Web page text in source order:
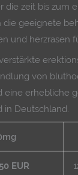
die zeit bis zum
die geeignete
und herzrasen
von
eine erhebliche
in Deutschland.
EUR